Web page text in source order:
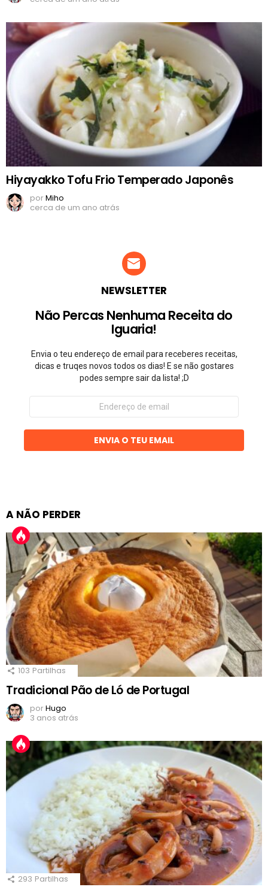
Hiyayakko Tofu Frio Temperado Japonês
porMiho
cerca de um ano atrás
NEWSLETTER
Não Percas Nenhuma Receita do
Iguaria!
Envia o teu endereço de email para receberes receitas,
dicas e truqes novos todos os dias! E se não gostares
podes sempre sair da lista! ;D
Endereço
email
ENVIA O TEU EMAIL
A NÃO PERDER
103 Partilhas
Tradicional Pão de Ló de Portugal
porHugo
3 anos atrás
293 Partilhas